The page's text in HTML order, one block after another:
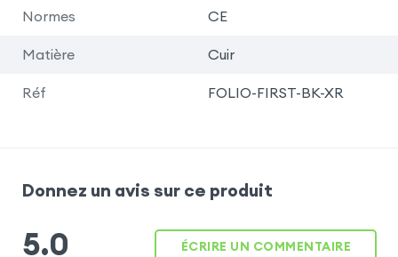
Normes CE
Matière Cuir
Réf FOLIO-FIRST-BK-XR
Donnez un avis sur ce produit
5.0 ÉCRIRE UN COMMENTAIRE